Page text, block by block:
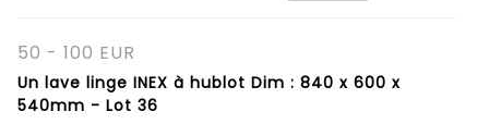
50 - 100 EUR
Un lave linge INEX à hublot Dim : 840 x 600 x
540mm - Lot 36